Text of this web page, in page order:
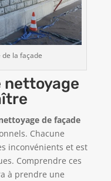
la façade
nettoyage
de façade
Chacune
inconvénients et est
Comprendre ces
à prendre une